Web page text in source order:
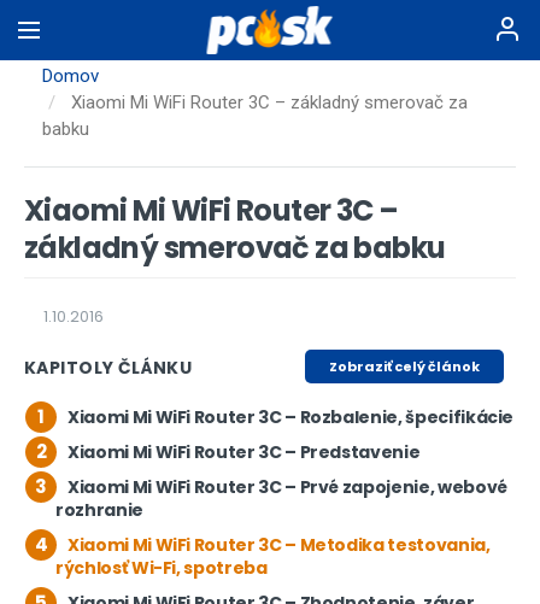
na
hlavnýDomov
Xiaomi Mi WiFi Router 3C – základný smerovač za
babku
Xiaomi Mi WiFi Router 3C –
základný smerovač za babku
1.10.2016
KAPITOLY ČLÁNKU Zobraziť celý článok
1 Xiaomi Mi WiFi Router 3C – Rozbalenie, špecifikácie
2 Xiaomi Mi WiFi Router 3C – Predstavenie
3
Xiaomi Mi WiFi Router 3C – Prvé zapojenie, webové
rozhranie
4
Xiaomi Mi WiFi Router 3C – Metodika testovania,
rýchlosť Wi-Fi, spotreba